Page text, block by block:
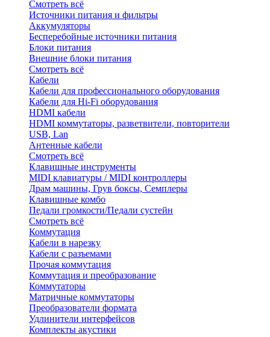
Смотреть всё
Источники питания и фильтры
Аккумуляторы
Бесперебойные источники питания
Блоки питания
Внешние блоки питания
Смотреть всё
Кабели
Кабели для профессионального оборудования
Кабели для Hi-Fi оборудования
HDMI кабели
HDMI коммутаторы, разветвители, повторители
USB, Lan
Антенные кабели
Смотреть всё
Клавишные инструменты
MIDI клавиатуры / MIDI контроллеры
Драм машины, Грув боксы, Семплеры
Клавишные комбо
Педали громкости/Педали сустейн
Смотреть всё
Коммутация
Кабели в нарезку
Кабели с разъемами
Прочая коммутация
Коммутация и преобразование
Коммутаторы
Матричные коммутаторы
Преобразователи формата
Удлинители интерфейсов
Комплекты акустики